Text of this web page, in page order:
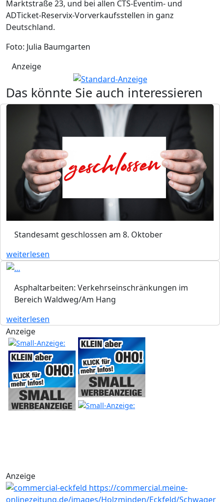
Marktstraße 23, und bei allen CTS-Eventim- und
ADTicket-Reservix-Vorverkaufsstellen in ganz
Deutschland.
Foto: Julia Baumgarten
Anzeige
Das könnte Sie auch interessieren
Standesamt geschlossen am 8. Oktober
weiterlesen
Asphaltarbeiten: Verkehrseinschränkungen im
Bereich Waldweg/Am Hang
weiterlesen
Anzeige
Anzeige